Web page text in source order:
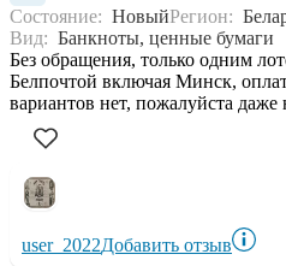
Состояние: НовыйРегион:
Вид: Банкноты, ценные бумаги
Без обращения, только одним
Белпочтой включая Минск,
вариантов нет, пожалуйста даже
user_2022Добавить отзыв